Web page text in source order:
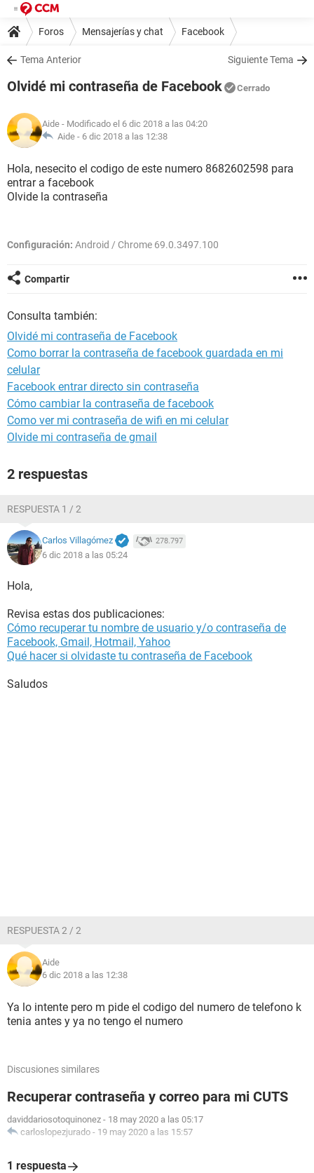
Foros Mensajerías y chat Facebook
Tema Anterior Siguiente Tema
Olvidé mi contraseña de Facebook Cerrado
Aide - Modificado el 6 dic 2018 a las 04:20
Aide - 6 dic 2018 a las 12:38
Hola, nesecito el codigo de este numero 8682602598 para
entrar a facebook
Olvide la contraseña
Configuración: Android / Chrome 69.0.3497.100
Compartir
Consulta también:
Olvidé mi contraseña de Facebook
Como borrar la contraseña de facebook guardada en mi
celular
Facebook entrar directo sin contraseña
Cómo cambiar la contraseña de facebook
Como ver mi contraseña de wifi en mi celular
Olvide mi contraseña de gmail
2 respuestas
RESPUESTA 1 / 2
Carlos Villagómez 278.797
6 dic 2018 a las 05:24
Hola,
Revisa estas dos publicaciones:
Cómo recuperar tu nombre de usuario y/o contraseña de
Facebook, Gmail, Hotmail, Yahoo
Qué hacer si olvidaste tu contraseña de Facebook
Saludos
RESPUESTA 2 / 2
Aide
6 dic 2018 a las 12:38
Ya lo intente pero m pide el codigo del numero de telefono k
tenia antes y ya no tengo el numero
Discusiones similares
Recuperar contraseña y correo para mi CUTS
daviddariosotoquinonez - 18 may 2020 a las 05:17
carloslopezjurado - 19 may 2020 a las 15:57
1 respuesta